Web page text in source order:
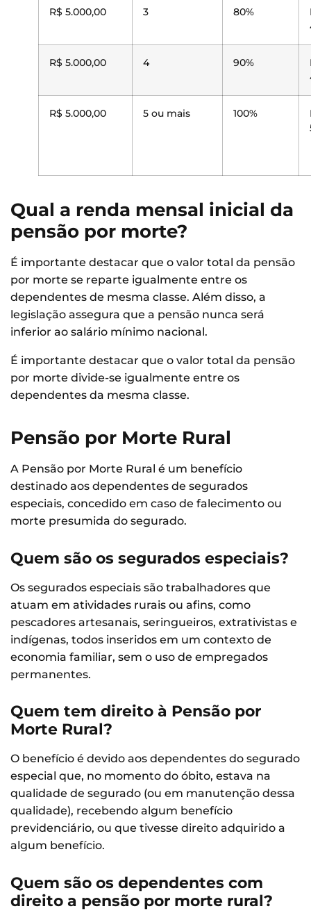
R$ 5.000,00 3 80%
R$ 5.000,00 4 90%
R$ 5.000,00 5 ou mais 100%
Qual a renda mensal inicial da
pensão por morte?
É importante destacar que o valor total da pensão
por morte se reparte igualmente entre os
dependentes de mesma classe. Além disso, a
legislação assegura que a pensão nunca será
inferior ao salário mínimo nacional.
É importante destacar que o valor total da pensão
por morte divide-se igualmente entre os
dependentes da mesma classe.
Pensão por Morte Rural
A Pensão por Morte Rural é um benefício
destinado aos dependentes de segurados
especiais, concedido em caso de falecimento ou
morte presumida do segurado.
Quem são os segurados especiais?
Os segurados especiais são trabalhadores que
atuam em atividades rurais ou afins, como
pescadores artesanais, seringueiros, extrativistas e
indígenas, todos inseridos em um contexto de
economia familiar, sem o uso de empregados
permanentes.
Quem tem direito à Pensão por
Morte Rural?
O benefício é devido aos dependentes do segurado
especial que, no momento do óbito, estava na
qualidade de segurado (ou em manutenção dessa
qualidade), recebendo algum benefício
previdenciário, ou que tivesse direito adquirido a
algum benefício.
Quem são os dependentes com
direito a pensão por morte rural?